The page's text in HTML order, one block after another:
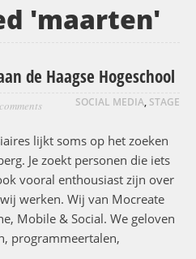
'maarten'
de Haagse Hogeschool
SOCIAL MEDIA, STAGE
comments
lijkt soms op het zoeken
Je zoekt personen die iets
vooral enthousiast zijn over
werken. Wij van Mocreate
Mobile & Social. We geloven
programmeertalen,